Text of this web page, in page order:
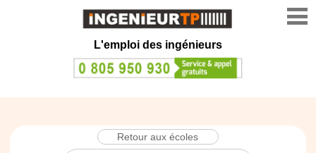
L'emploi des ingénieurs
Retour aux écoles